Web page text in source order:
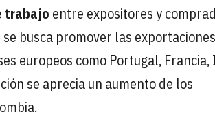
trabajo entre expositores y
busca promover las
europeos como Portugal,
se aprecia un aumento de los